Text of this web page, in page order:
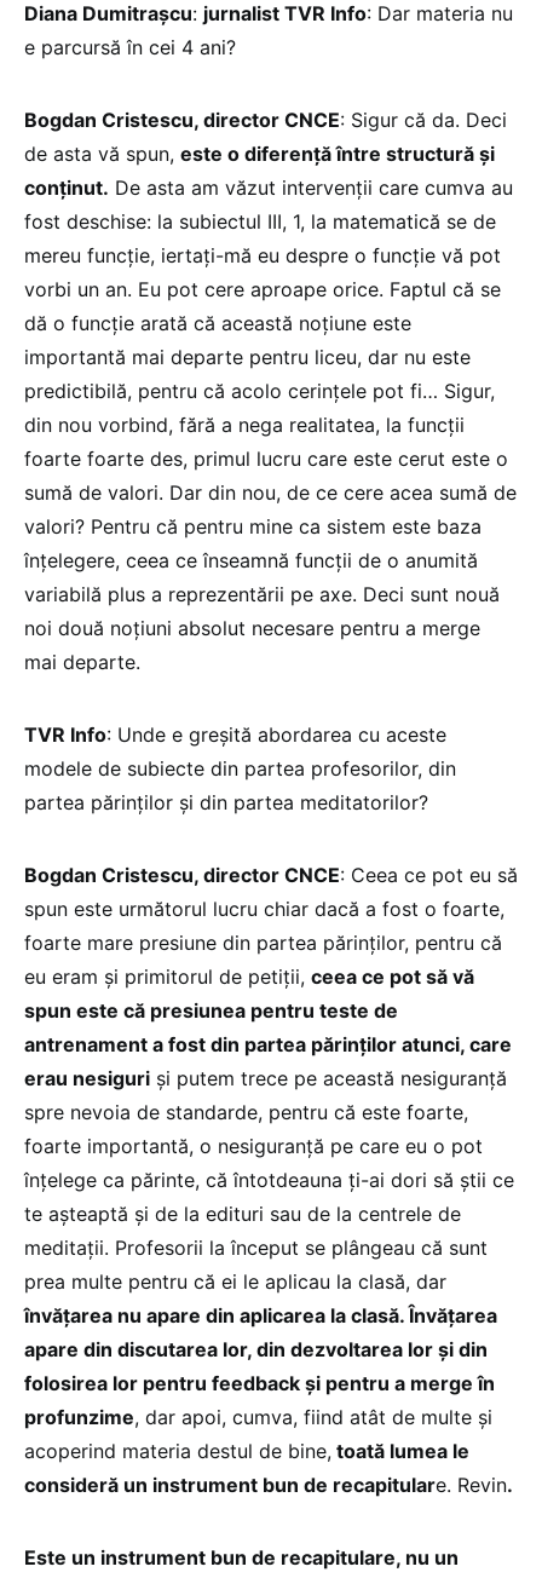
Diana Dumitrașcu: jurnalist TVR Info: Dar materia nu
e parcursă în cei 4 ani?
Bogdan Cristescu, director CNCE: Sigur că da. Deci
de asta vă spun, este o diferență între structură și
conținut. De asta am văzut intervenții care cumva au
fost deschise: la subiectul III, 1, la matematică se de
mereu funcție, iertați-mă eu despre o funcție vă pot
vorbi un an. Eu pot cere aproape orice. Faptul că se
dă o funcție arată că această noțiune este
importantă mai departe pentru liceu, dar nu este
predictibilă, pentru că acolo cerințele pot fi… Sigur,
din nou vorbind, fără a nega realitatea, la funcții
foarte foarte des, primul lucru care este cerut este o
sumă de valori. Dar din nou, de ce cere acea sumă de
valori? Pentru că pentru mine ca sistem este baza
înțelegere, ceea ce înseamnă funcții de o anumită
variabilă plus a reprezentării pe axe. Deci sunt nouă
noi două noțiuni absolut necesare pentru a merge
mai departe.
TVR Info: Unde e greșită abordarea cu aceste
modele de subiecte din partea profesorilor, din
partea părinților și din partea meditatorilor?
Bogdan Cristescu, director CNCE: Ceea ce pot eu să
spun este următorul lucru chiar dacă a fost o foarte,
foarte mare presiune din partea părinților, pentru că
eu eram și primitorul de petiții, ceea ce pot să vă
spun este că presiunea pentru teste de
antrenament a fost din partea părinților atunci, care
erau nesiguri și putem trece pe această nesiguranță
spre nevoia de standarde, pentru că este foarte,
foarte importantă, o nesiguranță pe care eu o pot
înțelege ca părinte, că întotdeauna ți-ai dori să știi ce
te așteaptă și de la edituri sau de la centrele de
meditații. Profesorii la început se plângeau că sunt
prea multe pentru că ei le aplicau la clasă, dar
învățarea nu apare din aplicarea la clasă. Învățarea
apare din discutarea lor, din dezvoltarea lor și din
folosirea lor pentru feedback și pentru a merge în
profunzime, dar apoi, cumva, fiind atât de multe și
acoperind materia destul de bine, toată lumea le
consideră un instrument bun de recapitulare. Revin.
Este un instrument bun de recapitulare, nu un